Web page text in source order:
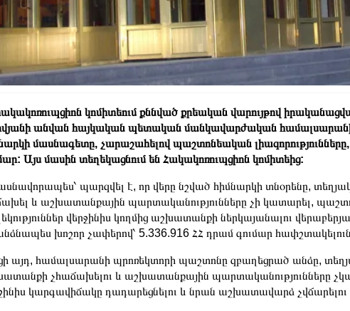
կոմիտեում քննված քրեական վարույթով
անվան հայկական պետական մանկավարժական
մասնագետը, չարաշահելով պաշտոնեական
Այս մասին տեղեկացնում են Հակակոռուպցիոն կոմիտեից:
պարզվել է, որ վերը նշված հիմնարկի տնօրենը,
և աշխատանքային պարտականությունները չի կատարել,
վերջինիս կողմից աշխատանքի ներկայանալու
խոշոր չափերով՝ 5.336.916 ՀՀ դրամ գումար
այդ, համալսարանի պրոռեկտորի պաշտոնը զբաղեցրած անձը,
չհաճախելու և աշխատանքային պարտականությունները
կարգավիճակը դադարեցնելու և նրան աշխատավարձ չվճարելու